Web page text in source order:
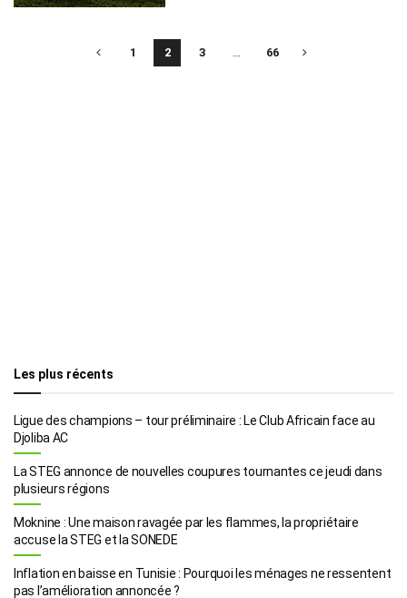
1 2 3 … 66
Les plus récents
Ligue des champions – tour préliminaire : Le Club Africain face au
Djoliba AC
La STEG annonce de nouvelles coupures tournantes ce jeudi dans
plusieurs régions
Moknine : Une maison ravagée par les flammes, la propriétaire
accuse la STEG et la SONEDE
Inflation en baisse en Tunisie : Pourquoi les ménages ne ressentent
pas l’amélioration annoncée ?